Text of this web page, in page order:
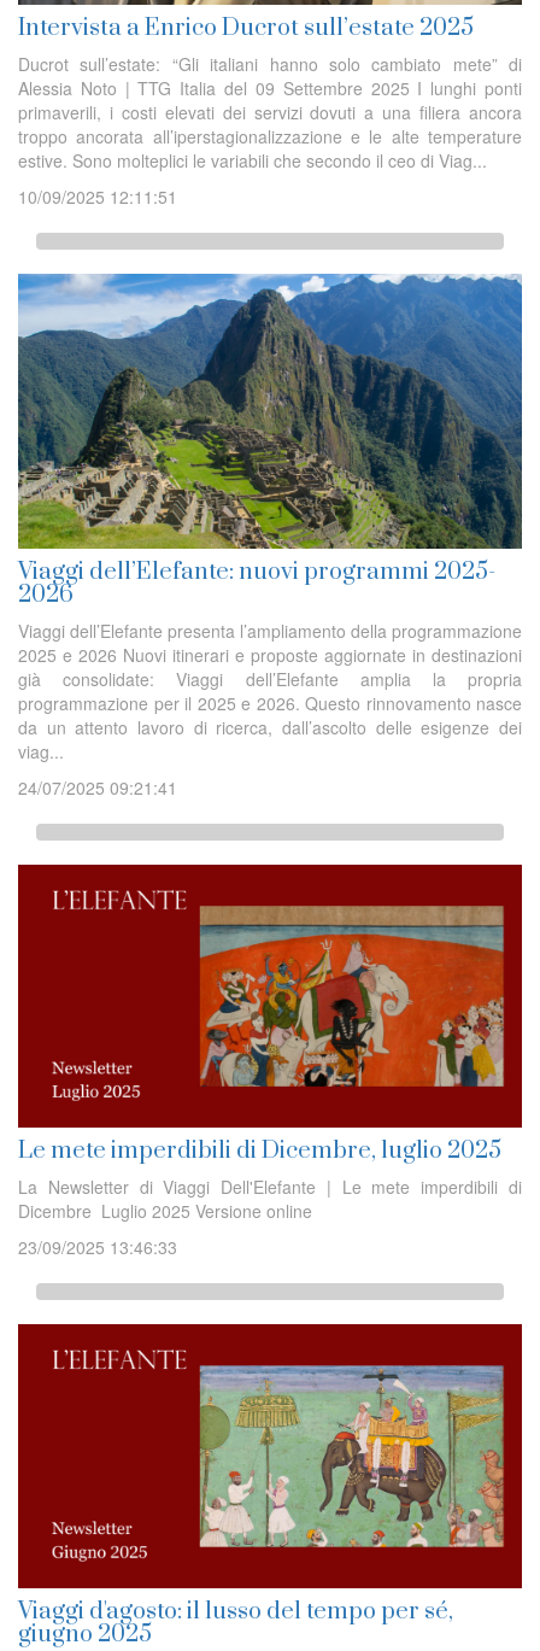
Intervista a Enrico Ducrot sull’estate 2025
Ducrot sull’estate: “Gli italiani hanno solo cambiato mete” di
Alessia Noto | TTG Italia del 09 Settembre 2025 I lunghi ponti
primaverili, i costi elevati dei servizi dovuti a una filiera ancora
troppo ancorata all’iperstagionalizzazione e le alte temperature
estive. Sono molteplici le variabili che secondo il ceo di Viag...
10/09/2025 12:11:51
Viaggi dell’Elefante: nuovi programmi 2025-
2026
Viaggi dell’Elefante presenta l’ampliamento della programmazione
2025 e 2026 Nuovi itinerari e proposte aggiornate in destinazioni
già consolidate: Viaggi dell’Elefante amplia la propria
programmazione per il 2025 e 2026. Questo rinnovamento nasce
da un attento lavoro di ricerca, dall’ascolto delle esigenze dei
viag...
24/07/2025 09:21:41
Le mete imperdibili di Dicembre, luglio 2025
La Newsletter di Viaggi Dell'Elefante | Le mete imperdibili di
Dicembre Luglio 2025 Versione online
23/09/2025 13:46:33
Viaggi d'agosto: il lusso del tempo per sé,
giugno 2025